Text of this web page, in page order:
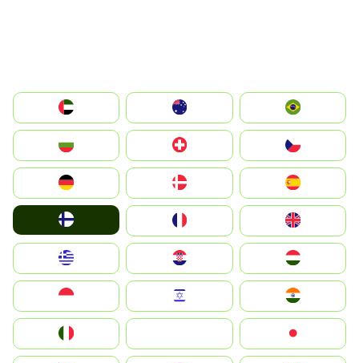
الإمارات العربية المتحدة
Switzerland
Deutschland
United Kingdom
Magyarország